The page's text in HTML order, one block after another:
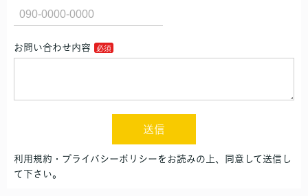
お問い合わせ内容
送信
利用規約・プライバシーポリシーをお読みの上、同意して送信し
て下さい。